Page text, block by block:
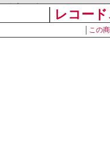
-
sold out
レコー
この